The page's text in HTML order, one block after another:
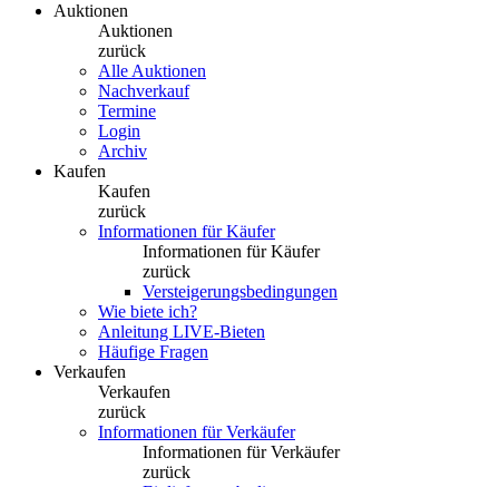
Auktionen
Auktionen
zurück
Alle Auktionen
Nachverkauf
Termine
Login
Archiv
Kaufen
Kaufen
zurück
Informationen für Käufer
Informationen für Käufer
zurück
Versteigerungsbedingungen
Wie biete ich?
Anleitung LIVE-Bieten
Häufige Fragen
Verkaufen
Verkaufen
zurück
Informationen für Verkäufer
Informationen für Verkäufer
zurück